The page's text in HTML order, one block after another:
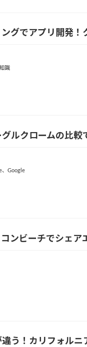
ングでアプリ開発
識
ルクロームの比較
、 Google
コンビーチでシェ
違う！カリフォル